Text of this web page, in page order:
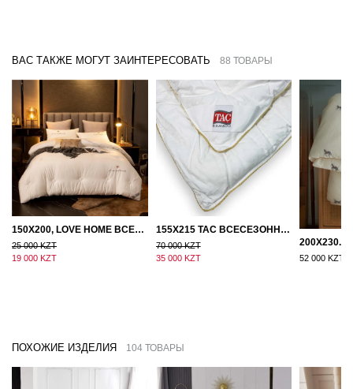
ВАС ТАКЖЕ МОГУТ ЗАИНТЕРЕСОВАТЬ 88 ТОВАРЫ
150Х200, LOVE HOME ВСЕСЕЗОННОЕ ОДЕЯЛО ИЗ ХЛОПКА С НАПОЛНИТЕЛЕМ МИКРОГЕЛЬ
25 000 KZT
19 000 KZT
155Х215 TAC ВСЕСЕЗОННОЕ ХЛОПКОВОЕ ОДЕЯЛО ИЗ БАМБУКОВОГО ВОЛОКНА
70 000 KZT
35 000 KZT
52 000 KZT
ПОХОЖИЕ ИЗДЕЛИЯ 104 ТОВАРЫ